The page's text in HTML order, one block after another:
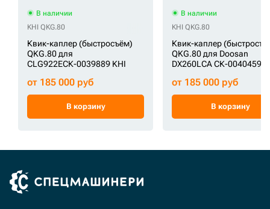
В наличии
KHI QKG.80
Квик-каплер (быстросъём)
QKG.80 для
CLG922EСК-0039889 KHI
от 185 000 руб
В корзину
В наличии
KHI QKG.80
Квик-каплер
QKG.80 для Doosan
DX260LCA СК-0040459
от 185 000 руб
В корзину